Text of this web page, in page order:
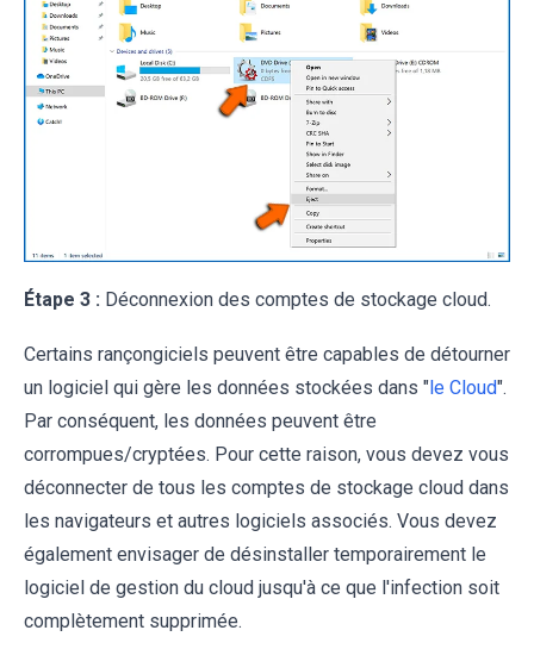
Étape 3 : Déconnexion des comptes de stockage cloud.
Certains rançongiciels peuvent être capables de détourner
un logiciel qui gère les données stockées dans "le Cloud".
Par conséquent, les données peuvent être
corrompues/cryptées. Pour cette raison, vous devez vous
déconnecter de tous les comptes de stockage cloud dans
les navigateurs et autres logiciels associés. Vous devez
également envisager de désinstaller temporairement le
logiciel de gestion du cloud jusqu'à ce que l'infection soit
complètement supprimée.